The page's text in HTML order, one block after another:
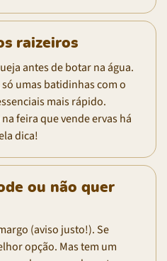
raizeiros
antes de botar na água.
umas batidinhas com o
mais rápido.
feira que vende ervas há
dica!
ou não quer
(aviso justo!). Se
opção. Mas tem um